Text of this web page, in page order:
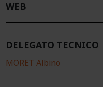
WEB
DELEGATO TECNICO
MORET Albino